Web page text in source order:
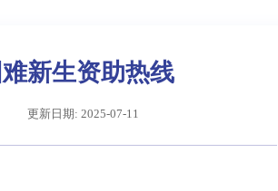
新生资助热线
更新日期: 2025-07-11